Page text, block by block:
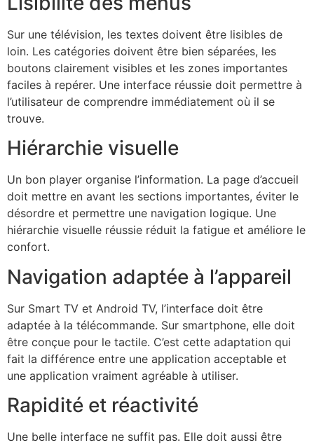
Sur une télévision, les textes doivent être lisibles de
loin. Les catégories doivent être bien séparées, les
boutons clairement visibles et les zones importantes
faciles à repérer. Une interface réussie doit permettre à
l’utilisateur de comprendre immédiatement où il se
trouve.
Hiérarchie visuelle
Un bon player organise l’information. La page d’accueil
doit mettre en avant les sections importantes, éviter le
désordre et permettre une navigation logique. Une
hiérarchie visuelle réussie réduit la fatigue et améliore le
confort.
Navigation adaptée à l’appareil
Sur Smart TV et Android TV, l’interface doit être
adaptée à la télécommande. Sur smartphone, elle doit
être conçue pour le tactile. C’est cette adaptation qui
fait la différence entre une application acceptable et
une application vraiment agréable à utiliser.
Rapidité et réactivité
Une belle interface ne suffit pas. Elle doit aussi être